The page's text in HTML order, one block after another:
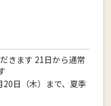
きます 21日から通常
日（木）まで、夏季